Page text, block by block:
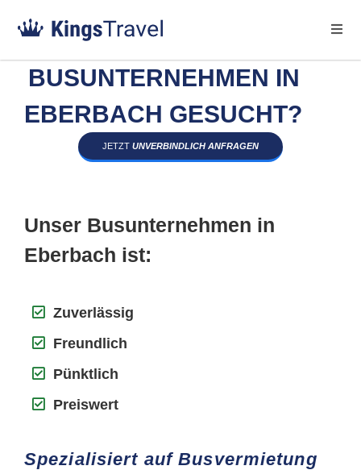
BUSUNTERNEHMEN IN
EBERBACH GESUCHT?
JETZT UNVERBINDLICH ANFRAGEN
Unser Busunternehmen in
Eberbach ist:
Zuverlässig
Freundlich
Pünktlich
Preiswert
Spezialisiert auf Busvermietung